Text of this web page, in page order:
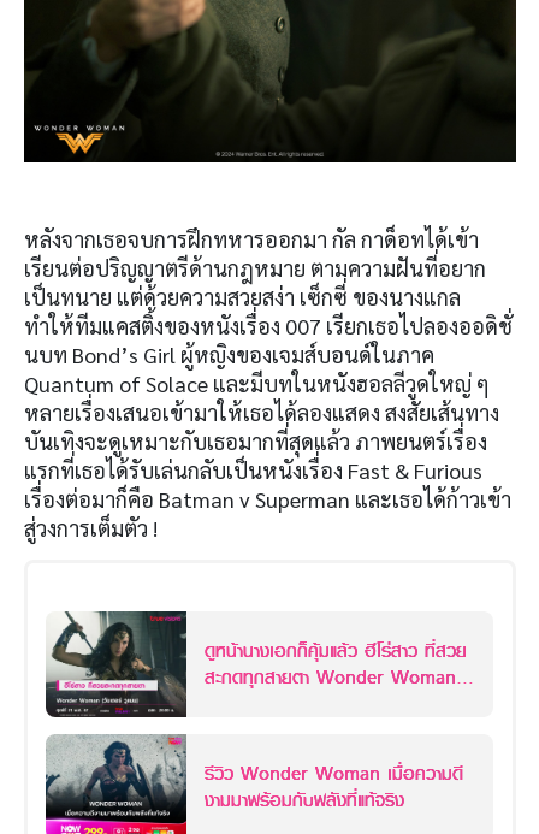
หลังจากเธอจบการฝึกทหารออกมา กัล กาด็อทได้เข้า
เรียนต่อปริญญาตรีด้านกฎหมาย ตามความฝันที่อยาก
เป็นทนาย แต่ด้วยความสวยสง่า เซ็กซี่ ของนางแกล
ทำให้ทีมแคสติ้งของหนังเรื่อง 007 เรียกเธอไปลองออดิชั่
นบท Bond’s Girl ผู้หญิงของเจมส์บอนด์ในภาค
Quantum of Solace และมีบทในหนังฮอลลีวูดใหญ่ ๆ
หลายเรื่องเสนอเข้ามาให้เธอได้ลองแสดง สงสัยเส้นทาง
บันเทิงจะดูเหมาะกับเธอมากที่สุดแล้ว ภาพยนตร์เรื่อง
แรกที่เธอได้รับเล่นกลับเป็นหนังเรื่อง Fast & Furious
เรื่องต่อมาก็คือ Batman v Superman และเธอได้ก้าวเข้า
สู่วงการเต็มตัว !
ดูหน้านางเอกก็คุ้มแล้ว ฮีโร่สาว ที่สวย
สะกดทุกสายตา Wonder Woman
รีวิว Wonder Woman เมื่อความดี
งามมาพร้อมกับพลังที่แท้จริง